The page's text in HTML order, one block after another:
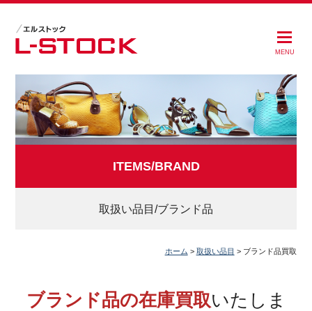
MENU
ITEMS/BRAND
取扱い品目/ブランド品
ホーム > 取扱い品目 > ブランド品買取
ブランド品の在庫買取いたしま